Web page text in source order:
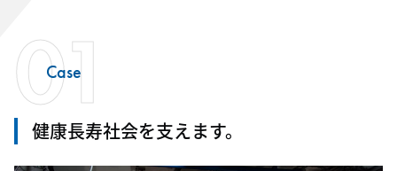
01
Case
健康長寿社会を支えます。